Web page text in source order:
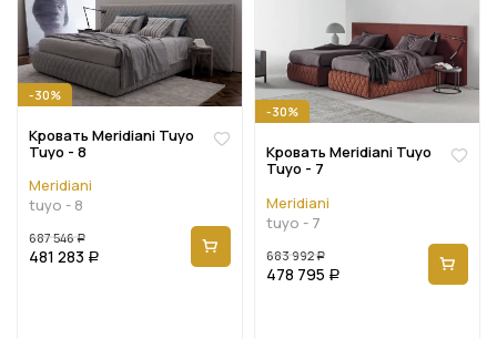
-30%
Кровать Meridiani Tuyo
Tuyo - 8
Meridiani
tuyo - 8
687 546 Р
481 283 Р
-30%
Кровать Meridiani Tuyo
Tuyo - 7
Meridiani
tuyo - 7
683 992 Р
478 795 Р